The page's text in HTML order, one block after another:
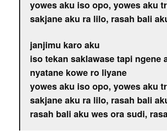
yowes aku iso opo, yowes aku
sakjane aku ra lilo, rasah bali
janjimu karo aku
iso tekan saklawase tapi ngene
nyatane kowe ro liyane
yowes aku iso opo, yowes aku
sakjane aku ra lilo, rasah bali
rasah bali aku wes ora sudi,